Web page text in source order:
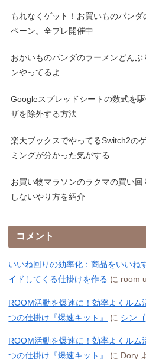
もれなくゲット！お買いものパン
ペーン。全プレ開催中
おかいものパンダのラーメンどん
ンやってるよ
Googleスプレッドシートの数式を
ザを除外する方法
楽天ブックスでやってるSwitch2の
ミングが分かった気がする
お買い物マラソンのラクマの買い
しないやり方を紹介
コメント
いいね回りの効率化：商品をいいね
イドしてくる仕掛けを作る に room
ROOM活動を爆速に！効率よくルム
つの仕掛け『爆速キット』
に シンゴ
ROOM活動を爆速に！効率よくルム
つの仕掛け『爆速キット』
に Dory